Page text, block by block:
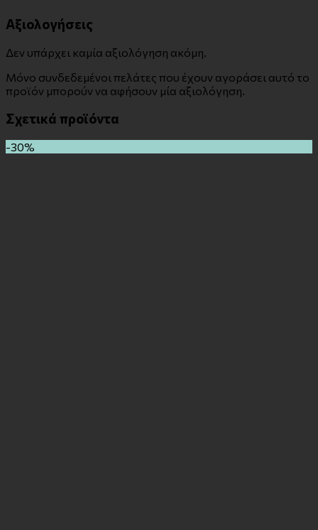
Αξιολογήσεις
Δεν υπάρχει καμία αξιολόγηση ακόμη.
Μόνο συνδεδεμένοι πελάτες που έχουν αγοράσει αυτό το
προϊόν μπορούν να αφήσουν μία αξιολόγηση.
Σχετικά προϊόντα
-30%